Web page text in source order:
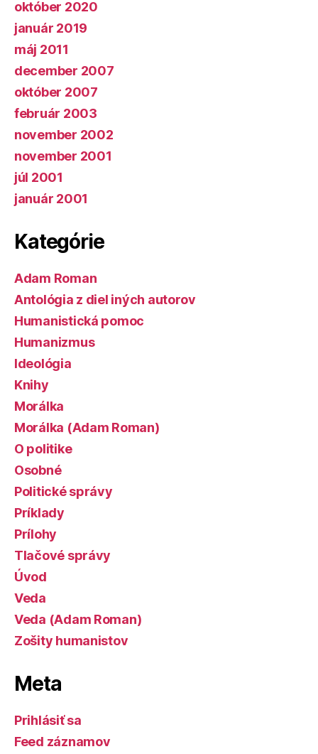
október 2020
január 2019
máj 2011
december 2007
október 2007
február 2003
november 2002
november 2001
júl 2001
január 2001
Kategórie
Adam Roman
Antológia z diel iných autorov
Humanistická pomoc
Humanizmus
Ideológia
Knihy
Morálka
Morálka (Adam Roman)
O politike
Osobné
Politické správy
Príklady
Prílohy
Tlačové správy
Úvod
Veda
Veda (Adam Roman)
Zošity humanistov
Meta
Prihlásiť sa
Feed záznamov